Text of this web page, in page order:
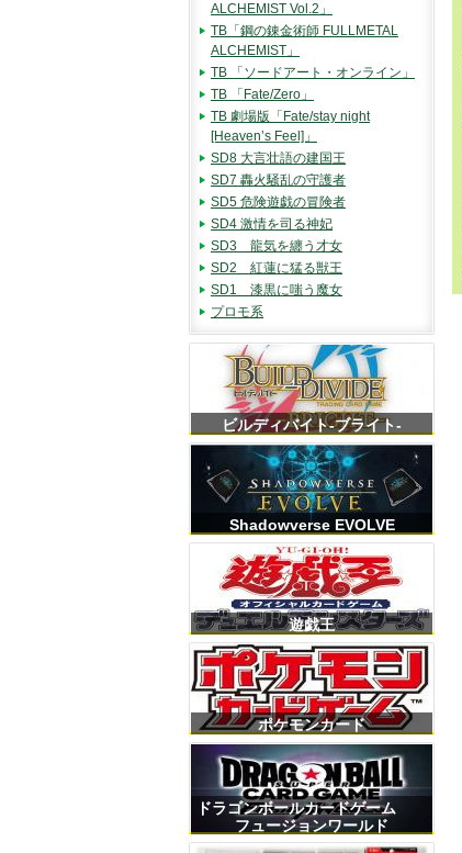
ALCHEMIST Vol.2」
TB「鋼の錬金術師 FULLMETAL
ALCHEMIST」
TB 「ソードアート・オンライン」
TB 「Fate/Zero」
TB 劇場版「Fate/stay night
[Heaven’s Feel]」
SD8 大言壮語の建国王
SD7 轟火騒乱の守護者
SD5 危険遊戯の冒険者
SD4 激情を司る神妃
SD3 龍気を纏う才女
SD2 紅蓮に猛る獣王
SD1 漆黒に嗤う魔女
プロモ系
ビルディバイト-ブライト-
Shadowverse EVOLVE
遊戯王
ポケモンカード
ドラゴンボールカードゲーム
フュージョンワールド